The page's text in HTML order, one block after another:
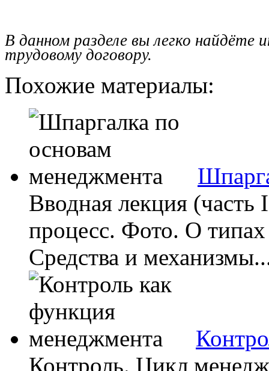
В данном разделе вы легко найдёте
трудовому договору.
Похожие материалы:
Вводная лекция
процесс. Фото. О
Средства и
Контроль. Цикл